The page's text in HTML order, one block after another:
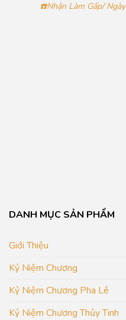
☎️Nhận Làm Gấp/ Ngày
DANH MỤC SẢN PHẨM
Giới Thiệu
Kỷ Niệm Chương
Kỷ Niệm Chương Pha Lê
Kỷ Niệm Chương Thủy Tinh